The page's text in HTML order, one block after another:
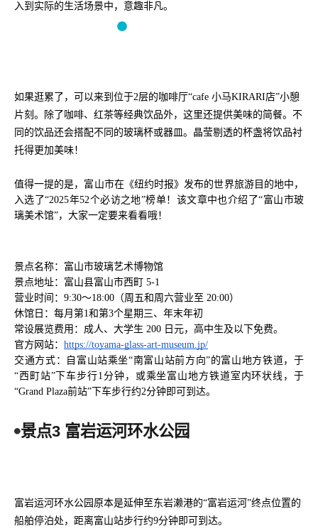
入到实际的生活场景中，意趣非凡。
如果逛累了，可以来到位于2层的咖啡厅“cafe 小马KIRARI店”小憩
片刻。除了咖啡、红茶等经典饮品外，这里还提供美味的简餐。不
同的饮品还会搭配不同的玻璃杯或器皿。晶莹剔透的杯盏将饮品衬
托得更加美味！
值得一提的是，富山市在《纽约时报》发布的世界旅游目的地中，
入选了“2025年52个必访之地”榜单！该文章中也介绍了“富山市玻
璃美术馆”，大家一定要来看看哦！
景点名称：富山市玻璃艺术博物馆
景点地址：富山县富山市西町 5-1
营业时间：9:30～18:00（周五和周六营业至 20:00）
休馆日：每月第1和第3个星期三、年末年初
常设展览费用：成人、大学生 200 日元，高中生及以下免费。
官方网站： https://toyama-glass-art-museum.jp/
交通方式：自富山站乘坐“南富山站前方向”的富山地方铁道，于
“西町站”下车步行1分钟，或乘坐富山地方铁道室内环状线，于
“Grand Plaza前站”下车步行约2分钟即可到达。
景点3 富岩运河环水公园
富岩运河环水公园原本是延伸至东岩濑港的“富岩运河”终点位置的
船舶停泊处，距离富山站步行约9分钟即可到达。